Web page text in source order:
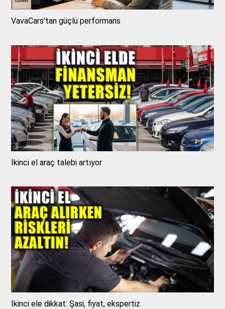
VavaCars’tan güçlü performans
İkinci el araç talebi artıyor
İkinci ele dikkat: Şasi, fiyat, ekspertiz